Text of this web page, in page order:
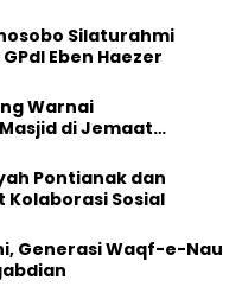
Silaturahmi
Eben Haezer
Warnai
di Jemaat
Pontianak dan
Sosial
Generasi Waqf-e-Nau